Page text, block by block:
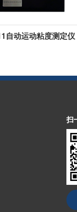
自动运动粘度测定仪
扫